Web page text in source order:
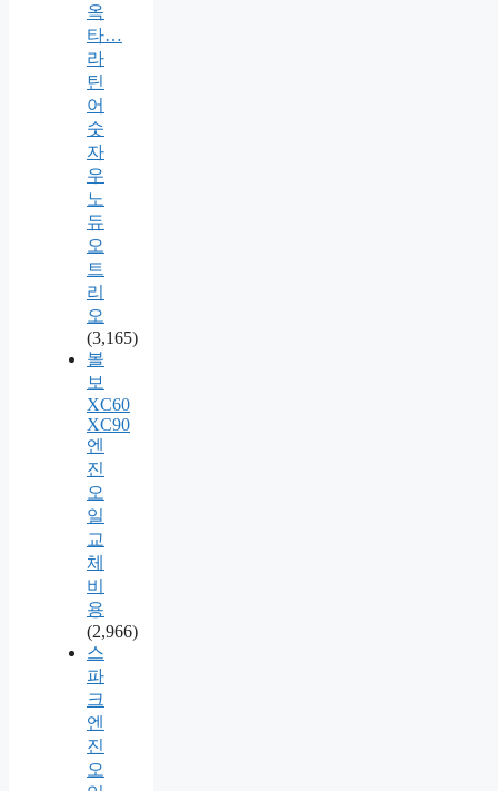
옥
타…
라
틴
어
숫
자
우
노
듀
오
트
리
오
(3,165)
볼
보
XC60
XC90
엔
진
오
일
교
체
비
용
(2,966)
스
파
크
엔
진
오